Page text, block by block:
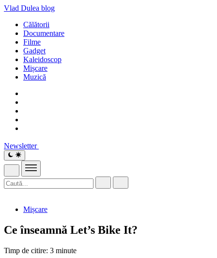
Vlad Dulea blog
Călătorii
Documentare
Filme
Gadget
Kaleidoscop
Mișcare
Muzică
Newsletter
Mișcare
Ce înseamnă Let’s Bike It?
Timp de citire: 3 minute